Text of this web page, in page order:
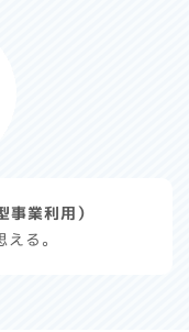
業利用）
る。